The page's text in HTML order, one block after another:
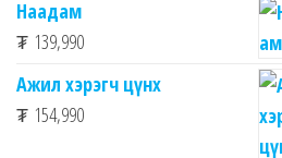
Наадам
₮ 139,990
Ажил хэрэгч цүнх
₮ 154,990